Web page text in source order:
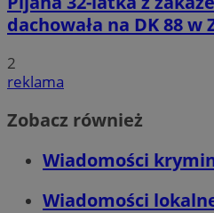
dachowała na DK 88 w
2
reklama
Zobacz również
Wiadomości
Wiadomości